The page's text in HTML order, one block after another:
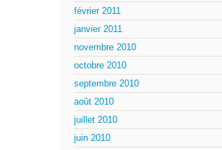
février 2011
janvier 2011
novembre 2010
octobre 2010
septembre 2010
août 2010
juillet 2010
juin 2010